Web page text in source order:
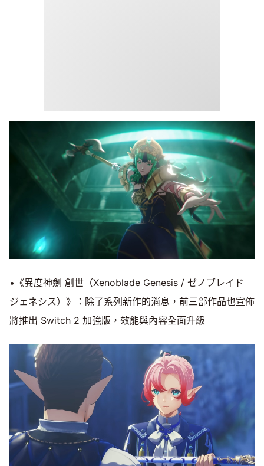
•《異度神劍 創世（Xenoblade Genesis / ゼノブレイド
ジェネシス）》：除了系列新作的消息，前三部作品也宣佈
將推出 Switch 2 加強版，效能與內容全面升級